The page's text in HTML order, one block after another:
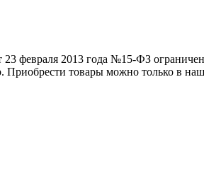
февраля 2013 года №15-ФЗ
Приобрести товары можно только в